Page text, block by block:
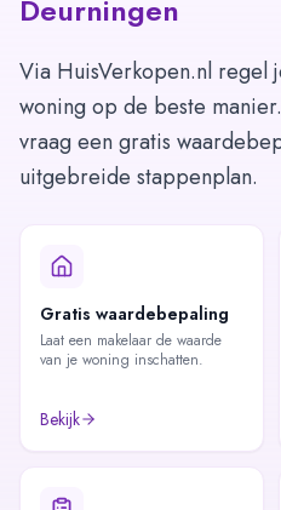
Deurningen
Via HuisVerkopen.nl regel
woning op de beste
vraag een gratis
uitgebreide stappenplan.
Gratis waardebepaling
Laat een makelaar de waarde
van je woning inschatten.
Bekijk